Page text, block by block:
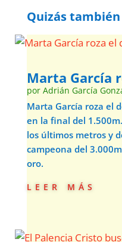
Quizás
Marta García
por Adrián García
Marta García roza el
en la final del
los últimos metros y
campeona del
oro.
leer más